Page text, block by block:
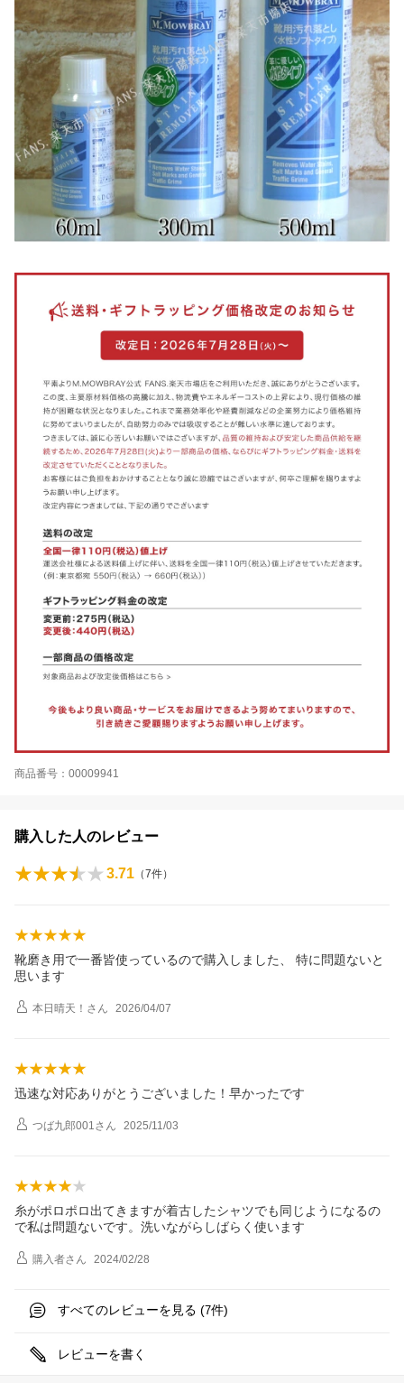
商品番号：00009941
購入した人のレビュー
3.71 （7件）
靴磨き用で一番皆使っているので購入しました、 特に問題ないと
思います
本日晴天！ さん 2026/04/07
迅速な対応ありがとうございました！早かったです
つば九郎001さん 2025/11/03
糸がポロポロ出てきますが着古したシャツでも同じようになるの
で私は問題ないです。洗いながらしばらく使います
購入者さん 2024/02/28
すべてのレビューを見る (7件)
レビューを書く